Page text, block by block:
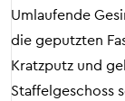
Umlaufende
die geputzten
Kratzputz und
Staffelgeschoss